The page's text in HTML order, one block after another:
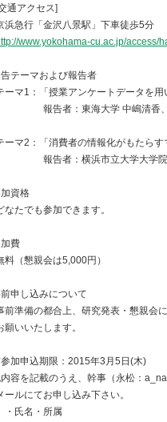
アクセス]
急行「金沢八景駅」下車徒歩5分
www.yokohama-cu.ac.jp/access/
テーマおよび報告者
1：「授業アンケートデータを用
者：東海大学 中嶋清香、緒方
2：「消費者の情報化がもたらす
者：横浜市立大学大学院
資格
たでも参加できます。
費
（懇親会は5,000円）
申し込みについて
備の都合上、研究発表・懇親会に
いいたします。
加申込期限：2015年3月5日(木)
容を記載のうえ、幹事（永松：
にてお申し込み下さい。
名・所属